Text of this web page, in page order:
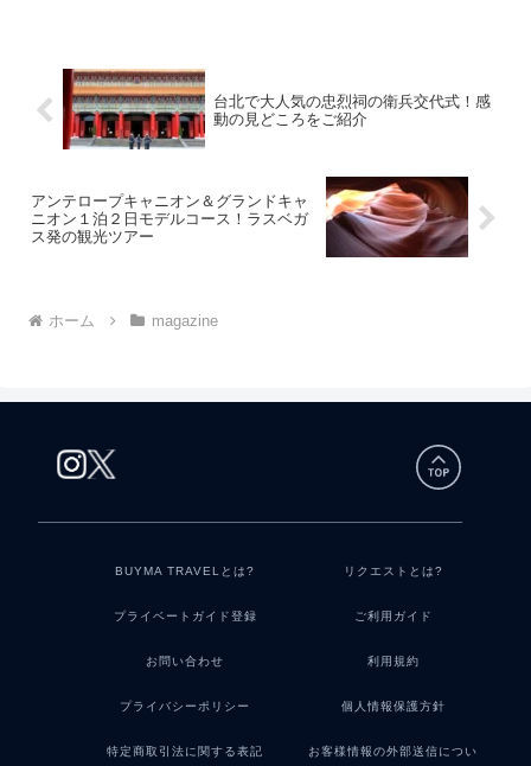
台北で大人気の忠烈祠の衛兵交代式！感
動の見どころをご紹介
アンテロープキャニオン＆グランドキャ
ニオン１泊２日モデルコース！ラスベガ
ス発の観光ツアー
ホーム magazine
BUYMA TRAVELとは? リクエストとは?
プライベートガイド登録 ご利用ガイド
お問い合わせ 利用規約
プライバシーポリシー 個人情報保護方針
特定商取引法に関する表記
お客様情報の外部送信につい